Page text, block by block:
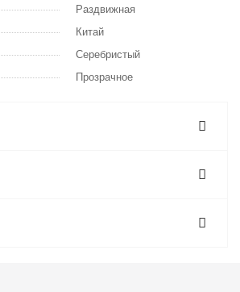
Раздвижная
Китай
Серебристый
Прозрачное